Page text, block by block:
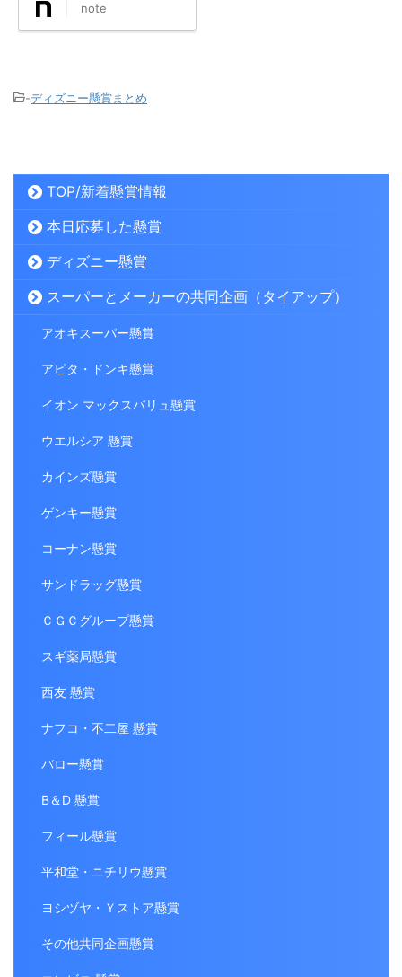
note
-ディズニー懸賞まとめ
TOP/新着懸賞情報
本日応募した懸賞
ディズニー懸賞
スーパーとメーカーの共同企画（タイアップ）
アオキスーパー懸賞
アピタ・ドンキ懸賞
イオン マックスバリュ懸賞
ウエルシア 懸賞
カインズ懸賞
ゲンキー懸賞
コーナン懸賞
サンドラッグ懸賞
ＣＧＣグループ懸賞
スギ薬局懸賞
西友 懸賞
ナフコ・不二屋 懸賞
バロー懸賞
B＆D 懸賞
フィール懸賞
平和堂・ニチリウ懸賞
ヨシヅヤ・Ｙストア懸賞
その他共同企画懸賞